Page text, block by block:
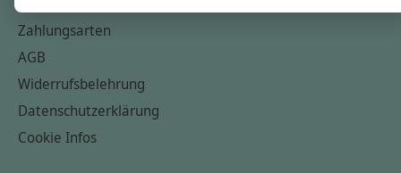
Zahlungsarten
AGB
Widerrufsbelehrung
Datenschutzerklärung
Cookie Infos